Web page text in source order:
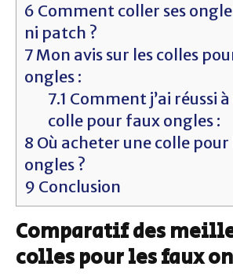
6 Comment coller ses
ni patch ?
7Mon avis sur les colles
ongles :
7.1 Comment j’ai réussi
colle pour faux ongles :
8 Où acheter une colle
ongles ?
9 Conclusion
Comparatif des
colles pour les faux